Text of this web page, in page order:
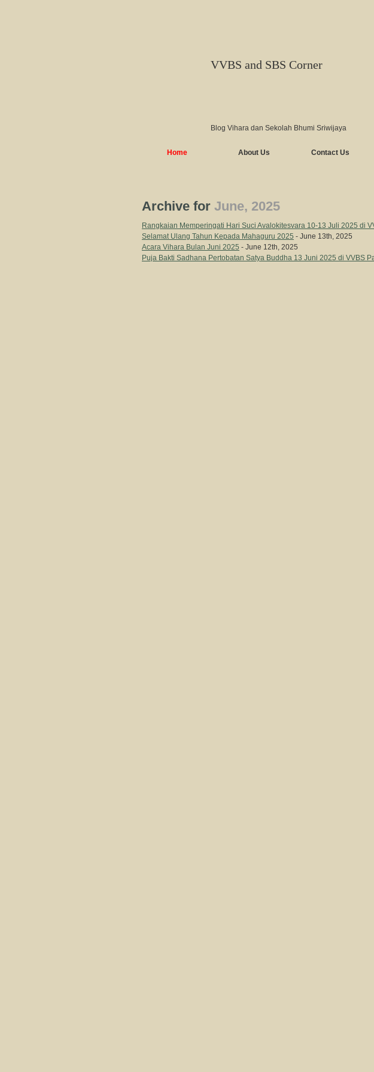
VVBS and SBS Corner
Blog Vihara dan Sekolah Bhumi Sriwijaya
Home About Us Contact Us
Archive for June, 2025
Rangkaian Memperingati Hari Suci Avalokitesvara 10-13 Juli 2025 di
Selamat Ulang Tahun Kepada Mahaguru 2025 - June 13th, 2025
Acara Vihara Bulan Juni 2025 - June 12th, 2025
Puja Bakti Sadhana Pertobatan Satya Buddha 13 Juni 2025 di VVBS